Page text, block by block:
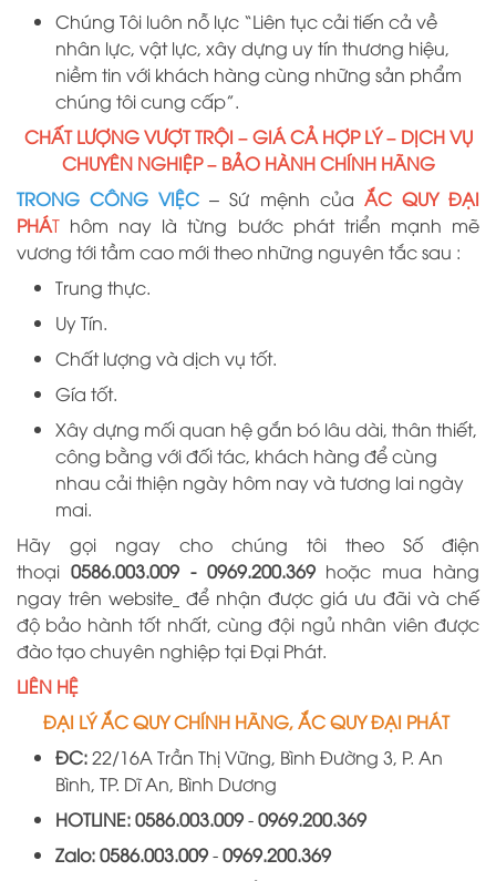
Chúng Tôi luôn nỗ lực “Liên tục cải tiến cả về
nhân lực, vật lực, xây dựng uy tín thương hiệu,
niềm tin với khách hàng cùng những sản phẩm
chúng tôi cung cấp”.
CHẤT LƯỢNG VƯỢT TRỘI – GIÁ CẢ HỢP LÝ – DỊCH VỤ
CHUYÊN NGHIỆP – BẢO HÀNH CHÍNH HÃNG
TRONG CÔNG VIỆC – Sứ mệnh của ẮC QUY ĐẠI
PHÁT hôm nay là từng bước phát triển mạnh mẽ
vương tới tầm cao mới theo những nguyên tắc sau :
Trung thực.
Uy Tín.
Chất lượng và dịch vụ tốt.
Gía tốt.
Xây dựng mối quan hệ gắn bó lâu dài, thân thiết,
công bằng với đối tác, khách hàng để cùng
nhau cải thiện ngày hôm nay và tương lai ngày
mai.
Hãy gọi ngay cho chúng tôi theo Số điện
thoại 0586.003.009 - 0969.200.369 hoặc mua hàng
ngay trên website để nhận được giá ưu đãi và chế
độ bảo hành tốt nhất, cùng đội ngủ nhân viên được
đào tạo chuyên nghiệp tạiĐại Phát.
LIÊN HỆ
ĐẠI LÝ ẮC QUY CHÍNH HÃNG, ẮC QUY ĐẠI PHÁT
ĐC:22/16ATrần Thị Vững, Bình Đường 3, P. An
Bình, TP. Dĩ An, Bình Dương
HOTLINE:0586.003.009-0969.200.369
Zalo:0586.003.009-0969.200.369